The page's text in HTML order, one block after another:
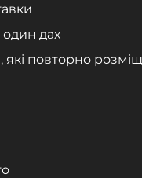
один дах
які повторно